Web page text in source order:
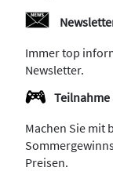
Immer top
Newsletter.
Machen Sie mit
Preisen.